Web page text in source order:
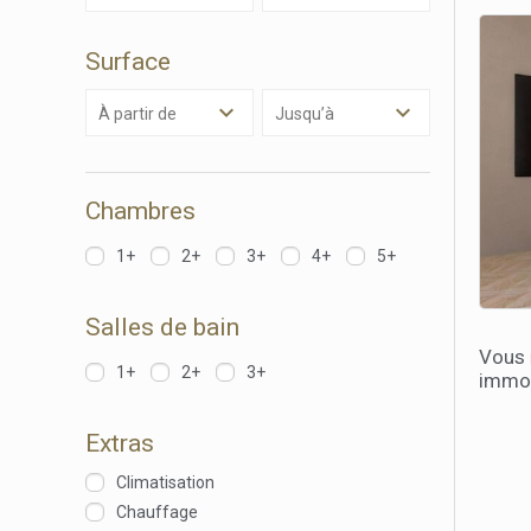
Surface
à partir de Jusqu’à
Chambres
1+ 2+ 3+ 4+ 5+
Salles de bain
1+ 2+ 3+
Extras
Climatisation
Chauffage
Vous